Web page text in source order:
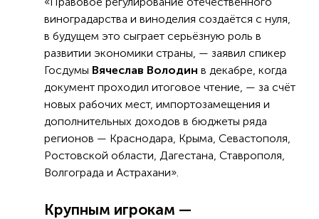
виноградарства и виноделия создаётся с нуля,
в будущем это сыграет серьёзную роль в
развитии экономики страны, — заявил спикер
Госдумы Вячеслав Володин в декабре, когда
документ проходил итоговое чтение, — за счёт
новых рабочих мест, импортозамещения и
дополнительных доходов в бюджеты ряда
регионов — Краснодара, Крыма, Севастополя,
Ростовской области, Дагестана, Ставрополя,
Волгограда и Астрахани».
Крупным игрокам —